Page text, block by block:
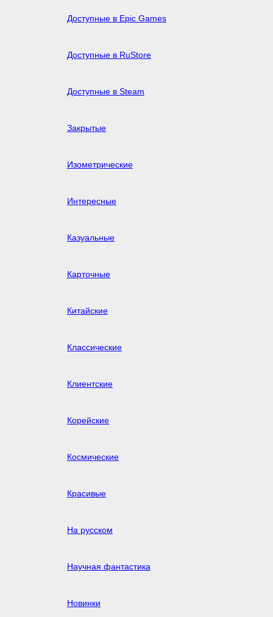
Доступные в Epic Games
Доступные в RuStore
Доступные в Steam
Закрытые
Изометрические
Интересные
Казуальные
Карточные
Китайские
Классические
Клиентские
Корейские
Космические
Красивые
На русском
Научная фантастика
Новинки